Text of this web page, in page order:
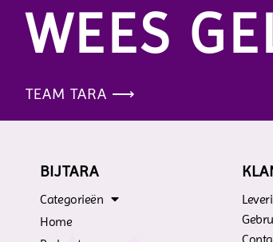
WEES
TEAM TARA ⟶
BIJTARA
Categorieën
Home